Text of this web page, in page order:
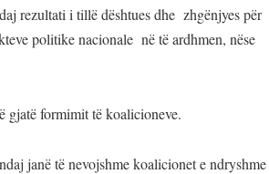
rezultati i tillë dështues dhe zhgënjyes për
politike nacionale në të ardhmen, nëse
gjatë formimit të koalicioneve.
janë të nevojshme koalicionet e ndryshme